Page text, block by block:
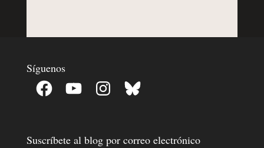
Síguenos
Facebook YouTube InstagramBluesky
Suscríbete al blog por correo electrónico